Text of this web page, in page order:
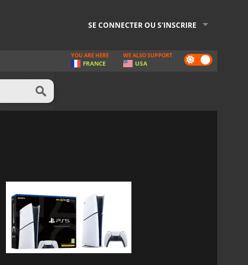
SE CONNECTER OU S'INSCRIRE
Dark
mode
YOU ARE HERE
FRANCE
WE ALSO SUPPORT
USA